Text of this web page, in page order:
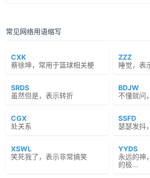
常见网络用语缩写
CXK
蔡徐坤，常用于篮球相关梗
ZZZ
睡觉，表
SRDS
虽然但是，表示转折
BDJW
不懂就问
CGX
处关系
SSFD
瑟瑟发抖
XSWL
笑死我了，表示非常搞笑
YYDS
永远的神
的极...